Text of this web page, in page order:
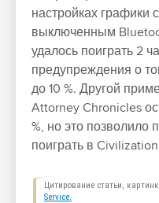
настройках графики
выключенным
удалось поиграть 2
предупреждения о
до 10 %. Другой
Attorney Chronicles
%, но это позволило
поиграть в
Цитирование статьи,
Service.